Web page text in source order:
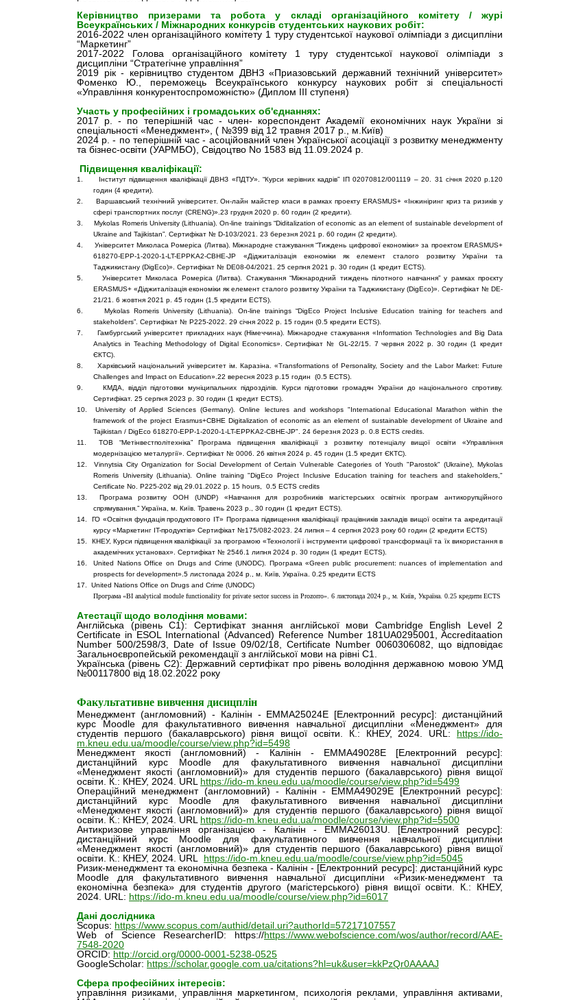
Керівництво призерами та робота у складі організаційного комітету / журі
Всеукраїнських / Міжнародних конкурсів студентських наукових робіт:
2016-2022 член організаційного комітету 1 туру студентської наукової олімпіади з дисципліни
“Маркетинг”
2017-2022 Голова організаційного комітету 1 туру студентської наукової олімпіади з
дисципліни “Стратегічне управління”
2019 рік - керівництво студентом ДВНЗ «Приазовський державний технічний університет»
Фоменко Ю., переможець Всеукраїнського конкурсу наукових робіт зі спеціальності
«Управління конкурентоспроможністю» (Диплом ІІІ ступеня)
Участь у професійних і громадських об'єднаннях:
2017 р. - по теперішній час - член- кореспондент Академії економічних наук України зі
спеціальності «Менеджмент», ( №399 від 12 травня 2017 р., м.Київ)
2024 р. - по теперішній час - асоційований член Української асоціації з розвитку менеджменту
та бізнес-освіти (УАРМБО), Свідоцтво No 1583 від 11.09.2024 р.
Підвищення кваліфікації:
1.
Інститут підвищення кваліфікації ДВНЗ «ПДТУ». “Курси керівних кадрів” ІП 02070812/001119 – 20. 31 січня 2020 р.120
годин (4 кредити).
2.
Варшавський технічний університет. Он-лайн майстер класи в рамках проекту ERASMUS+ «Інжиніринг криз та ризиків у
сфері транспортних послуг (CRENG)».23 грудня 2020 р. 60 годин (2 кредити).
3.
Mykolas Romeris University (Lithuania). On-line trainings “Diditalization of economic as an element of sustainable development of
Ukraine and Tajikistan”. Сертифікат № D-103/2021. 23 березня 2021 р. 60 годин (2 кредити).
4.
Університет Миколаса Ромеріса (Литва). Міжнародне стажування “Тиждень цифрової економіки» за проектом ERASMUS+
618270-EPP-1-2020-1-LT-EPPKA2-CBHE-JP «Діджиталізація економіки як елемент сталого розвитку України та
Таджикистану (DigEco)». Сертифікат № DE08-04/2021. 25 серпня 2021 р. 30 годин (1 кредит ECTS).
5.
Університет Миколаса Ромеріса (Литва). Стажування “Міжнародний тиждень пілотного навчання” у рамках проєкту
ERASMUS+ «Діджиталізація економіки як елемент сталого розвитку України та Таджикистану (DigEco)». Сертифікат № DE-
21/21. 6 жовтня 2021 р. 45 годин (1,5 кредити ECTS).
6.
Mykolas Romeris University (Lithuania). On-line trainings “DigEco Project Inclusive Education training for teachers and
stakeholders”. Сертифікат № P225-2022. 29 січня 2022 р. 15 годин (0.5 кредити ECTS).
7.
Гамбургський університет прикладних наук (Німеччина). Міжнародне стажування «Information Technologies and Big Data
Analytics in Teaching Methodology of Digital Economics». Сертифікат № GL-22/15. 7 червня 2022 р. 30 годин (1 кредит
ЄКТС).
8.
Харківський національний університет ім. Каразіна. «Transformations of Personality, Society and the Labor Market: Future
Challenges and Impact on Education».22 вересня 2023 р.15 годин (0.5 ECTS).
9.
КМДА, відділ підготовки муніципальних підрозділів. Курси підготовки громадян України до національного спротиву.
Сертифікат. 25 серпня 2023 р. 30 годин (1 кредит ECTS).
10.
University of Applied Sciences (Germany). Online lectures and workshops "International Educational Marathon within the
framework of the project Erasmus+CBHE Digitalization of economic as an element of sustainable development of Ukraine and
Tajikistan / DigEco 618270-EPP-1-2020-1-LT-EPPKA2-CBHE-JP". 24 березня 2023 р. 0.8 ECTS credits.
11.
ТОВ “Метінвестполітехніка” Програма підвищення кваліфікації з розвитку потенціалу вищої освіти «Управління
модернізацією металургії». Сертифікат № 0006. 26 квітня 2024 р. 45 годин (1.5 кредит ЄКТС).
12.
Vinnytsia City Organization for Social Development of Certain Vulnerable Categories of Youth "Parostok" (Ukraine), Mykolas
Romeris University (Lithuania). Online training "DigEco Project Inclusive Education training for teachers and stakeholders,"
Certificate No. P225-202 від 29.01.2022 р. 15 hours, 0.5 ECTS credits
13.
Програма розвитку ООН (UNDP) «Навчання для розробників магістерських освітніх програм антикорупційного
спрямування.” Україна, м. Київ. Травень 2023 р., 30 годин (1 кредит ECTS).
14.
ГО «Освітня фундація продуктового ІТ» Програма підвищення кваліфікації працівників закладів вищої освіти та акредитації
курсу «Маркетинг IT-продуктів» Сертифікат №175/082-2023. 24 липня – 4 серпня 2023 року 60 годин (2 кредити ECTS)
15.
КНЕУ, Курси підвищення кваліфікації за програмою «Технології і інструменти цифрової трансформації та їх використання в
академічних установах». Сертифікат № 2546.1 липня 2024 р. 30 годин (1 кредит ECTS).
16.
United Nations Office on Drugs and Crime (UNODC). Програма «Green public procurement: nuances of implementation and
prospects for development».5 листопада 2024 р., м. Київ, Україна. 0.25 кредити ECTS
17.
United Nations Office on Drugs and Crime (UNODC)
Програма «BI analytical module functionality for private sector success in Prozorro». 6 листопада 2024 р., м. Київ, Україна. 0.25 кредити ECTS
Атестації щодо володіння мовами:
Англійська (рівень С1): Сертифікат знання англійської мови Cambridge English Level 2
Certificate in ESOL International (Advanced) Reference Number 181UA0295001, Accreditaation
Number 500/2598/3, Date of Issue 09/02/18, Certificate Number 0060306082, що відповідає
Загальноєвропейській рекомендації з англійської мови на рівні С1.
Українська (рівень С2): Державний сертифікат про рівень володіння державною мовою УМД
№00117800 від 18.02.2022 року
Факультативне вивчення дисицплін
Менеджмент (англомовний) - Калінін - EMMA25024E [Електронний ресурс]: дистанційний
курс Moodle для факультативного вивчення навчальної дисципліни «Менеджмент» для
студентів першого (бакалаврського) рівня вищої освіти. К.: КНЕУ, 2024. URL: https://ido-
m.kneu.edu.ua/moodle/course/view.php?id=5498
Менеджмент якості (англомовний) - Калінін - EMMA49028E [Електронний ресурс]:
дистанційний курс Moodle для факультативного вивчення навчальної дисципліни
«Менеджмент якості (англомовний)» для студентів першого (бакалаврського) рівня вищої
освіти. К.: КНЕУ, 2024. URL https://ido-m.kneu.edu.ua/moodle/course/view.php?id=5499
Операційний менеджмент (англомовний) - Калінін - EMMA49029E [Електронний ресурс]:
дистанційний курс Moodle для факультативного вивчення навчальної дисципліни
«Менеджмент якості (англомовний)» для студентів першого (бакалаврського) рівня вищої
освіти. К.: КНЕУ, 2024. URL https://ido-m.kneu.edu.ua/moodle/course/view.php?id=5500
Антикризове управління організацією - Калінін - EMMA26013U. [Електронний ресурс]:
дистанційний курс Moodle для факультативного вивчення навчальної дисципліни
«Менеджмент якості (англомовний)» для студентів першого (бакалаврського) рівня вищої
освіти. К.: КНЕУ, 2024. URL https://ido-m.kneu.edu.ua/moodle/course/view.php?id=5045
Ризик-менеджмент та економічна безпека - Калінін - [Електронний ресурс]: дистанційний курс
Moodle для факультативного вивчення навчальної дисципліни «Ризик-менеджмент та
економічна безпека» для студентів другого (магістерського) рівня вищої освіти. К.: КНЕУ,
2024. URL: https://ido-m.kneu.edu.ua/moodle/course/view.php?id=6017
Дані дослідника
Scopus: https://www.scopus.com/authid/detail.uri?authorId=57217107557
Web of Science ResearcherID: https://https://www.webofscience.com/wos/author/record/AAE-
7548-2020
ORCID: http://orcid.org/0000-0001-5238-0525
GoogleScholar: https://scholar.google.com.ua/citations?hl=uk&user=kkPzQr0AAAAJ
Сфера професійних інтересів:
управління ризиками, управління маркетингом, психологія реклами, управління активами,